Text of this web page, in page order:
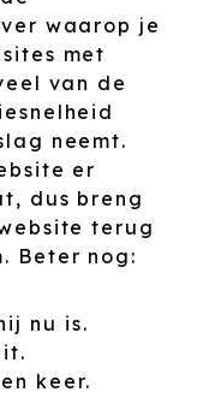
waarop je
met
van de
neemt.
er
dus breng
terug
Beter nog:
nu is.
keer.